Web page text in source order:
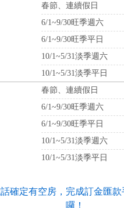
春節、連續假日
6/1~9/30旺季週六
6/1~9/30旺季平日
10/1~5/31淡季週六
10/1~5/31淡季平日
春節、連續假日
6/1~9/30旺季週六
6/1~9/30旺季平日
10/1~5/31淡季週六
10/1~5/31淡季平日
確定有空房，完成訂金匯
囉！